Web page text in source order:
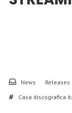
News
Releases
Casa discografica